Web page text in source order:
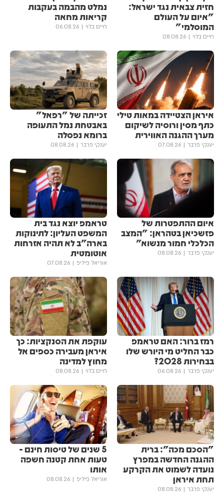
חזית צבאית נגד ישראל:
"איום על העולם
המוסלמי"
חיים בלוי 08.08.26
נמלט מהבמה בעקבות
קריאות מחאה
חיים בלוי 06.08.26
איראן הצטיידה במאות טילי
כתף מסין ורוסיה לשיקום
מערך ההגנה האווירית
יענקי פרבר 07.08.26
זכייתה של "רפאל"
באבטחת נמל התעופה
ברומא נפסלה
יענקי פרבר 08.08.26
איום ההתפטרות של
פזשכיאן בטהראן: "המצב
הכלכלי חמור מנשוא"
יענקי פרבר 08.08.26
טראמפ יוצא נגד בית
המשפט העליון: לתינוקות
בארה"ב לא תהיה אזרחות
אוטומטית
אוריאל פיליפ 07.08.26
רמז ברור: האם טראמפ
כבר החליט מי היורש שלו
בבחירות 2028?
יענקי פרבר 06.08.26
עוקפת את הסנקציות: כך
איראן מעבירה כספים אל
מחוץ למדינה
חיים בלוי 08.08.26
"הסכם מכה": ברית
ההגנה החדשה במפרץ
נועדה לשמוט את הקרקע
תחת איראן
יענקי פרבר 08.08.26
5 שנים של טיסות חינם -
טעות אחת קטנה חשפה
אותו
אוריאל פיליפ 08.08.26